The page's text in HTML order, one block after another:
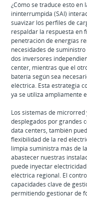
¿Cómo se traduce esto en
ininterrumpida (SAI)
suavizar los perfiles de
respaldar la respuesta en
penetración de energías
necesidades de
dos inversores
center, mientras que el
batería según sea
eléctrica. Esta estrategia
ya se utiliza ampliamente
Los sistemas de
desplegados por grandes
data centers, también
flexibilidad de la red
limpia suministra más de
abastecer nuestras
puede inyectar
eléctrica regional. El
capacidades clave de
permitiendo gestionar de